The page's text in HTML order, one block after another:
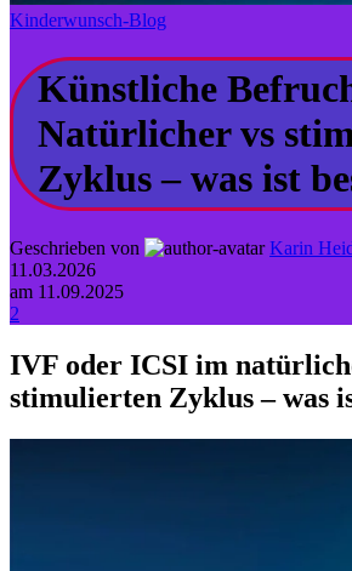
Kinderwunsch-Blog
Künstliche
Natürlicher vs
Zyklus – was ist
Geschrieben von
Karin
11.03.2026
am 11.09.2025
2
IVF oder ICSI im
stimulierten Zyklus – was